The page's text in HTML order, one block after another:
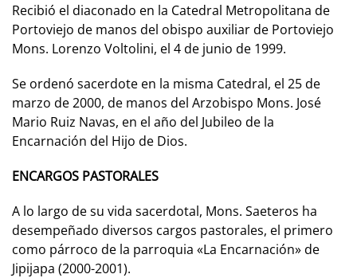
Recibió el diaconado en la Catedral Metropolitana de
Portoviejo de manos del obispo auxiliar de Portoviejo
Mons. Lorenzo Voltolini, el 4 de junio de 1999.
Se ordenó sacerdote en la misma Catedral, el 25 de
marzo de 2000, de manos del Arzobispo Mons. José
Mario Ruiz Navas, en el año del Jubileo de la
Encarnación del Hijo de Dios.
ENCARGOS PASTORALES
A lo largo de su vida sacerdotal, Mons. Saeteros ha
desempeñado diversos cargos pastorales, el primero
como párroco de la parroquia «La Encarnación» de
Jipijapa (2000-2001).